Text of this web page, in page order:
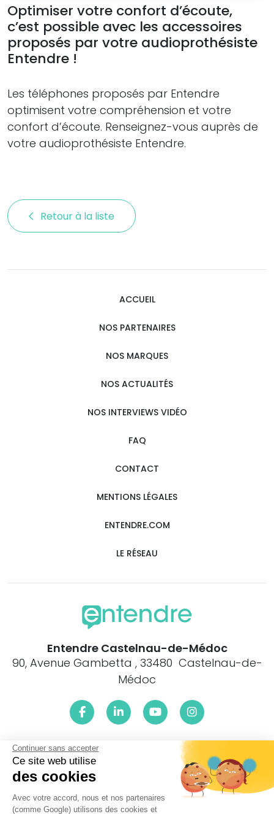
Continuer sans accepter
Ce site web utilise
des cookies
Avec votre accord, nous et nos partenaires
(comme Google) utilisons des cookies et
Optimiser votre confort d’écoute,
c’est possible avec les accessoires
proposés par votre audioprothésiste
Entendre !
Les téléphones proposés par Entendre
optimisent votre compréhension et votre
confort d’écoute. Renseignez-vous auprès de
votre audioprothésiste Entendre.
Retour à la liste
ACCUEIL
NOS PARTENAIRES
NOS MARQUES
NOS ACTUALITÉS
NOS INTERVIEWS VIDÉO
FAQ
CONTACT
MENTIONS LÉGALES
ENTENDRE.COM
LE RÉSEAU
Entendre Castelnau-de-Médoc
90, Avenue Gambetta , 33480 Castelnau-de-
Médoc
Le centre Entendre Castelnau-de-Médoc (33480) est
33480 Castelnau-de-Médoc, 33480 Avensan, 33480 Moulis-
en-Médoc, 33480 Listrac-Médoc, 33460 Arcins, 33460
Soussans, 33460 Margaux-Cantenac, 33460 Lamarque,